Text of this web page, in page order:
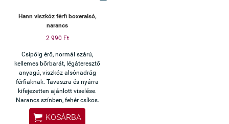
Hann viszkóz férfi boxeralsó,
narancs
2 990 Ft
Csípőig érő, normál szárú,
kellemes bőrbarát, légáteresztő
anyagú, viszkóz alsónadrág
férfiaknak. Tavaszra és nyárra
kifejezetten ajánlott viselése.
Narancs színben, fehér csíkos.
 KOSÁRBA